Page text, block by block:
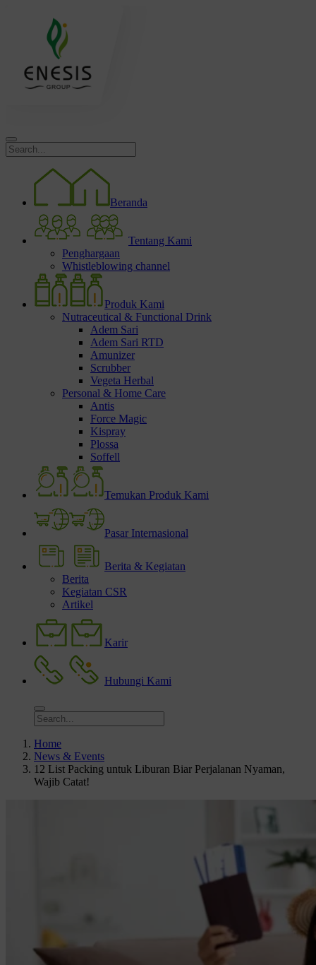
Beranda
Tentang Kami
Penghargaan
Whistleblowing channel
Produk Kami
Nutraceutical & Functional Drink
Adem Sari
Adem Sari RTD
Amunizer
Scrubber
Vegeta Herbal
Personal & Home Care
Antis
Force Magic
Kispray
Plossa
Soffell
Temukan Produk Kami
Pasar Internasional
Berita & Kegiatan
Berita
Kegiatan CSR
Artikel
Karir
Hubungi Kami
Home
News & Events
12 List Packing untuk Liburan Biar Perjalanan Nyaman,
Wajib Catat!